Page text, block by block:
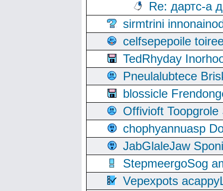
Re: дартс-а
sirmtrini
celfsepepoile
TedRhyday
Pneulalubtece
blossicle
Offivioft
chophyannuasp
JabGlaleJaw
StepmeergoSog
Vepexpots